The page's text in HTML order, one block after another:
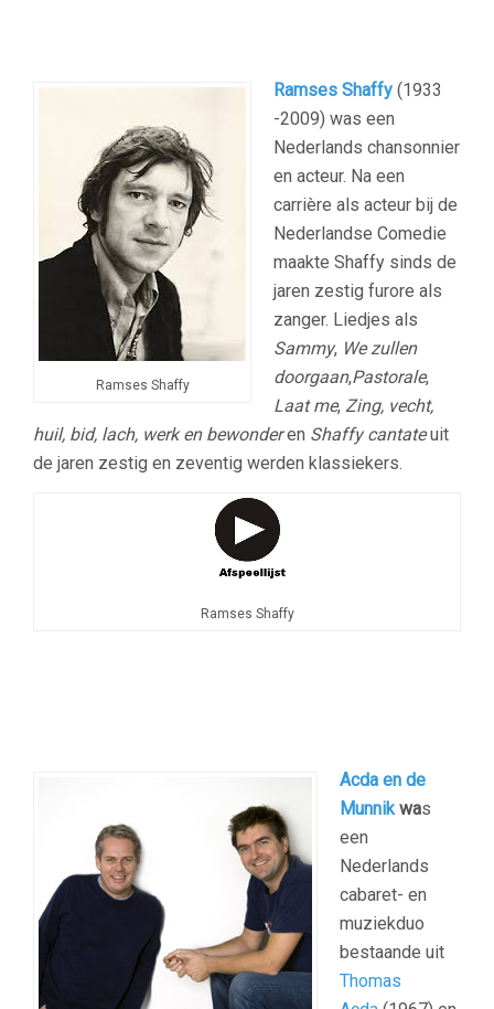
Ramses Shaffy
Ramses Shaffy (1933
-2009) was een
Nederlands chansonnier
en acteur. Na een
carrière als acteur bij de
Nederlandse Comedie
maakte Shaffy sinds de
jaren zestig furore als
zanger. Liedjes als
Sammy, We zullen
doorgaan,Pastorale,
Laat me, Zing, vecht,
huil, bid, lach, werk en bewonderen Shaffy cantateuit
de jaren zestig en zeventig werden klassiekers.
Ramses Shaffy
Acda en de
Munnikwas
een
Nederlands
cabaret- en
muziekduo
bestaande uit
Thomas